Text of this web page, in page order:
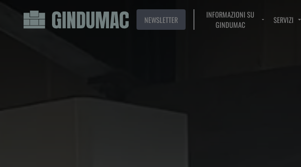
NEWSLETTER
INFORMAZIONI SU
GINDUMAC
SERVIZI